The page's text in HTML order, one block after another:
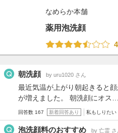
なめらか本舗
薬用泡洗顔
朝洗顔 by uru1020 さん
最近気温が上がり朝起きると
が増えました。 朝洗顔にオス…
回答数 167 新着回答あり 私もしりたい
泡洗顔料のおすすめ by 亡霊 さ